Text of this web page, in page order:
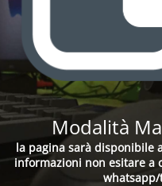
Modalità
la pagina sarà disponibile
informazioni non esitare a